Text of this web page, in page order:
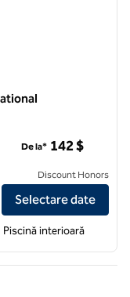
Internațional
De la* 142 $
Discount Honors
Selectare date
Piscină interioară
1